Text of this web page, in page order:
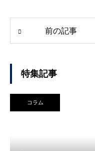
前の記事
特集記事
コラム